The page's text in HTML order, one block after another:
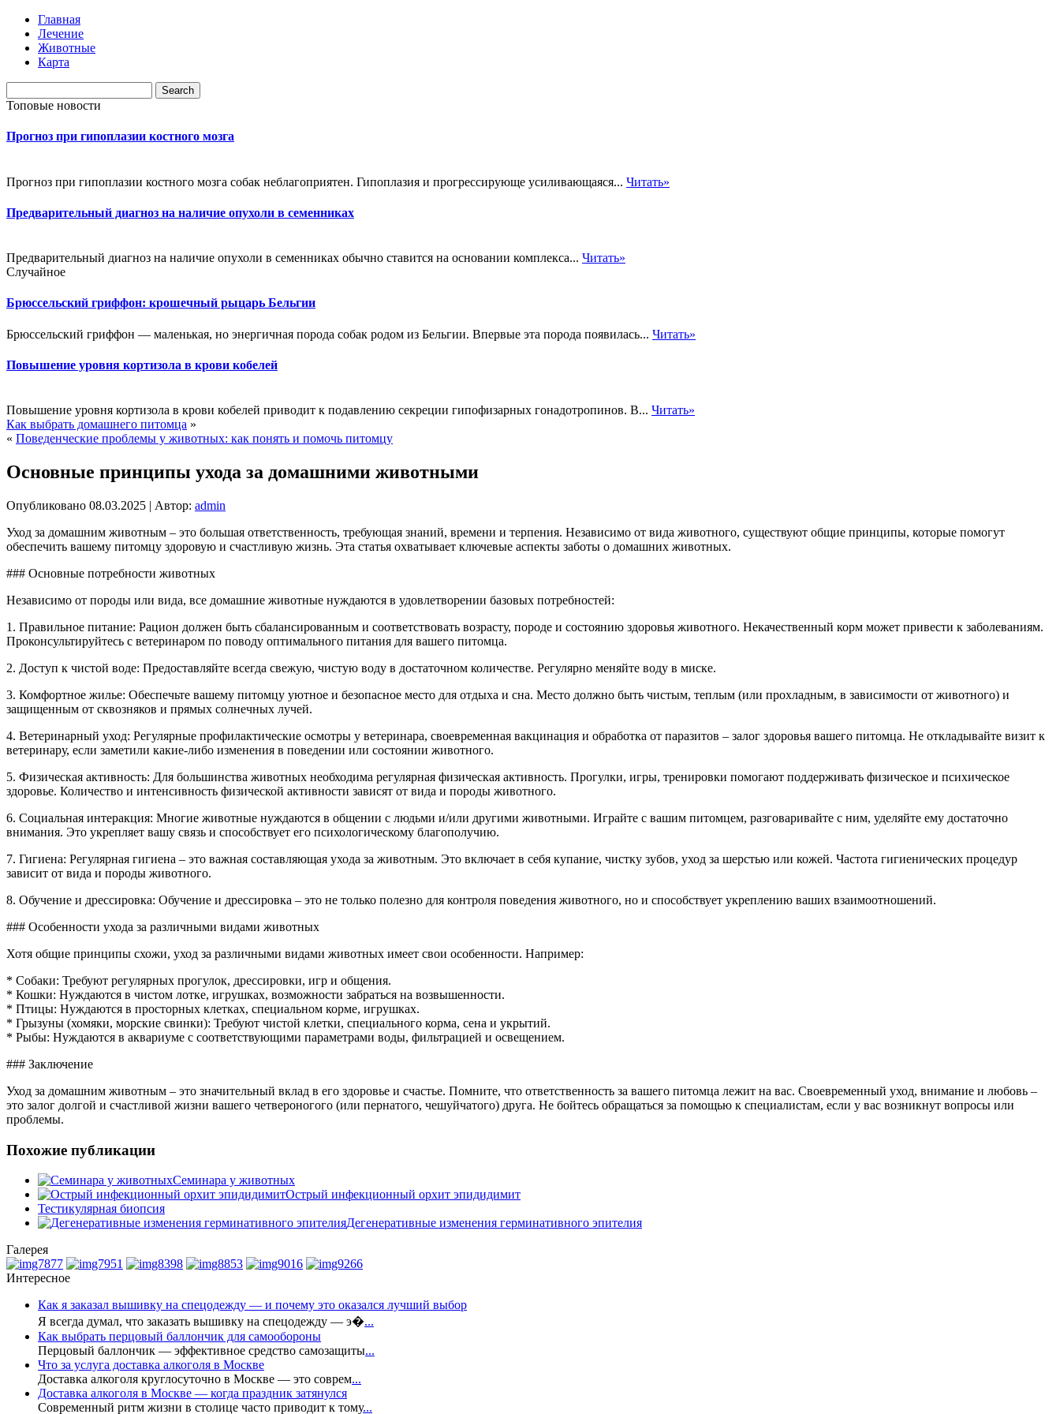
Главная
Лечение
Животные
Карта
Топовые новости
Прогноз при гипоплазии костного мозга
Прогноз при гипоплазии костного мозга собак неблагоприятен. Гипоплазия и прогрессирующе усиливающаяся... Читать»
Предварительный диагноз на наличие опухоли в семенниках
Предварительный диагноз на наличие опухоли в семенниках обычно ставится на основании комплекса... Читать»
Случайное
Брюссельский гриффон: крошечный рыцарь Бельгии
Брюссельский гриффон — маленькая, но энергичная порода собак родом из Бельгии. Впервые эта порода появилась... Читать»
Повышение уровня кортизола в крови кобелей
Повышение уровня кортизола в крови кобелей приводит к подавлению секреции гипофизарных гонадотропинов. В... Читать»
Как выбрать домашнего питомца »
« Поведенческие проблемы у животных: как понять и помочь питомцу
Основные принципы ухода за домашними животными
Опубликовано 08.03.2025 | Автор: admin
Уход за домашним животным – это большая ответственность, требующая знаний, времени и терпения. Независимо от вида животного, существуют общие принципы, которые помогут
обеспечить вашему питомцу здоровую и счастливую жизнь. Эта статья охватывает ключевые аспекты заботы о домашних животных.
### Основные потребности животных
Независимо от породы или вида, все домашние животные нуждаются в удовлетворении базовых потребностей:
1. Правильное питание: Рацион должен быть сбалансированным и соответствовать возрасту, породе и состоянию здоровья животного. Некачественный корм может привести к заболеваниям.
Проконсультируйтесь с ветеринаром по поводу оптимального питания для вашего питомца.
2. Доступ к чистой воде: Предоставляйте всегда свежую, чистую воду в достаточном количестве. Регулярно меняйте воду в миске.
3. Комфортное жилье: Обеспечьте вашему питомцу уютное и безопасное место для отдыха и сна. Место должно быть чистым, теплым (или прохладным, в зависимости от животного) и
защищенным от сквозняков и прямых солнечных лучей.
4. Ветеринарный уход: Регулярные профилактические осмотры у ветеринара, своевременная вакцинация и обработка от паразитов – залог здоровья вашего питомца. Не откладывайте визит к
ветеринару, если заметили какие-либо изменения в поведении или состоянии животного.
5. Физическая активность: Для большинства животных необходима регулярная физическая активность. Прогулки, игры, тренировки помогают поддерживать физическое и психическое
здоровье. Количество и интенсивность физической активности зависят от вида и породы животного.
6. Социальная интеракция: Многие животные нуждаются в общении с людьми и/или другими животными. Играйте с вашим питомцем, разговаривайте с ним, уделяйте ему достаточно
внимания. Это укрепляет вашу связь и способствует его психологическому благополучию.
7. Гигиена: Регулярная гигиена – это важная составляющая ухода за животным. Это включает в себя купание, чистку зубов, уход за шерстью или кожей. Частота гигиенических процедур
зависит от вида и породы животного.
8. Обучение и дрессировка: Обучение и дрессировка – это не только полезно для контроля поведения животного, но и способствует укреплению ваших взаимоотношений.
### Особенности ухода за различными видами животных
Хотя общие принципы схожи, уход за различными видами животных имеет свои особенности. Например:
* Собаки: Требуют регулярных прогулок, дрессировки, игр и общения.
* Кошки: Нуждаются в чистом лотке, игрушках, возможности забраться на возвышенности.
* Птицы: Нуждаются в просторных клетках, специальном корме, игрушках.
* Грызуны (хомяки, морские свинки): Требуют чистой клетки, специального корма, сена и укрытий.
* Рыбы: Нуждаются в аквариуме с соответствующими параметрами воды, фильтрацией и освещением.
### Заключение
Уход за домашним животным – это значительный вклад в его здоровье и счастье. Помните, что ответственность за вашего питомца лежит на вас. Своевременный уход, внимание и любовь –
это залог долгой и счастливой жизни вашего четвероногого (или пернатого, чешуйчатого) друга. Не бойтесь обращаться за помощью к специалистам, если у вас возникнут вопросы или
проблемы.
Похожие публикации
Семинара у животных
Острый инфекционный орхит эпидидимит
Тестикулярная биопсия
Дегенеративные изменения герминативного эпителия
Галерея
Интересное
Как я заказал вышивку на спецодежду — и почему это оказался лучший выбор
Я всегда думал, что заказать вышивку на спецодежду — э�...
Как выбрать перцовый баллончик для самообороны
Перцовый баллончик — эффективное средство самозащиты...
Что за услуга доставка алкоголя в Москве
Доставка алкоголя круглосуточно в Москве — это соврем...
Доставка алкоголя в Москве — когда праздник затянулся
Современный ритм жизни в столице часто приводит к тому...